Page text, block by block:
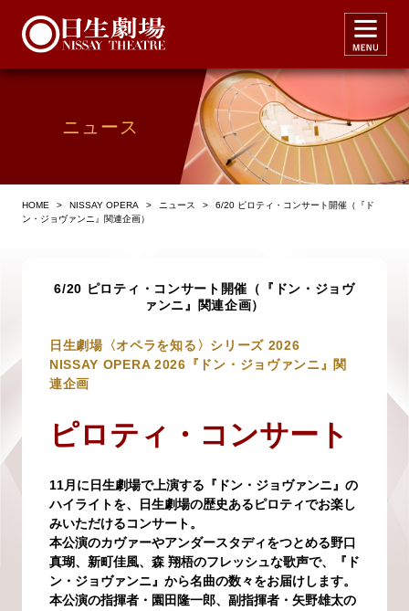
ニュース
HOME > NISSAY OPERA > ニュース >
6/20 ピロティ・コンサート開催（『ド
ン・ジョヴァンニ』関連企画）
6/20 ピロティ・コンサート開催（『ドン・ジョヴ
ァンニ』関連企画）
日生劇場〈オペラを知る〉シリーズ 2026
NISSAY OPERA 2026『ドン・ジョヴァンニ』関
連企画
ピロティ・コンサート
11月に日生劇場で上演する『ドン・ジョヴァンニ』の
ハイライトを、日生劇場の歴史あるピロティでお楽し
みいただけるコンサート。
本公演のカヴァーやアンダースタディをつとめる野口
真瑚、新町佳風、森 翔梧のフレッシュな歌声で、『ド
ン・ジョヴァンニ』から名曲の数々をお届けします。
本公演の指揮者・園田隆一郎、副指揮者・矢野雄太の